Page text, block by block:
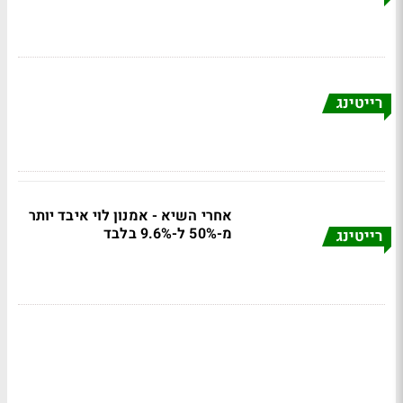
רייטינג
רייטינג
אחרי השיא - אמנון לוי איבד יותר
מ-50% ל-9.6% בלבד